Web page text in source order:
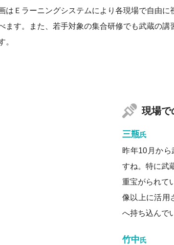
はＥラーニングシステムにより各現場で自由に
ます。また、若手対象の集合研修でも武蔵の講
。
現場で
三瓶氏
昨年10月か
すね。特に武
重宝がられて
像以上に活用
へ持ち込んで
竹中氏